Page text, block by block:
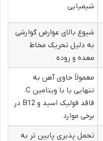
شیمیایی
شیوع بالای عوارض گوارشی
به دلیل تحریک مخاط
معده و روده
معمولاً حاوی آهن به
تنهایی یا با ویتامین C.
فاقد فولیک اسید و B12 در
برخی موارد
تحمل پذیری پایین تر به